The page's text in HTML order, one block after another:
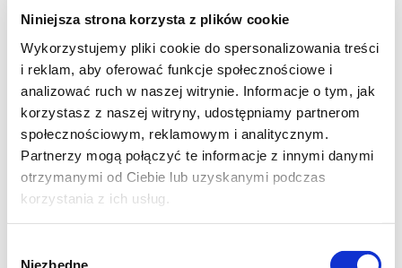
Niniejsza strona korzysta z plików cookie
Wykorzystujemy pliki cookie do spersonalizowania treści
i reklam, aby oferować funkcje społecznościowe i
analizować ruch w naszej witrynie. Informacje o tym, jak
korzystasz z naszej witryny, udostępniamy partnerom
społecznościowym, reklamowym i analitycznym.
Partnerzy mogą połączyć te informacje z innymi danymi
otrzymanymi od Ciebie lub uzyskanymi podczas
korzystania z ich usług.
Niezbędne
1. Do misy wsypujemy mąkę, dodajemy
cukier, jajko, sól. Wlewamy stopniowo letnie
mleko i wyrabiamy ciasto mikserem ok. 3
minuty. Następnie dodajemy po kawałeczku
zimnego masła i wyrabiamy ciasto jeszcze 2-
3 minuty, aż wszystkie składniki dokładnie się
połączą.
2. Tak przygotowane ciasto przekładamy do
misy, przykrywamy ściereczką i zostawiamy
w ciepłym miejscu na godzinę. W tym czasie